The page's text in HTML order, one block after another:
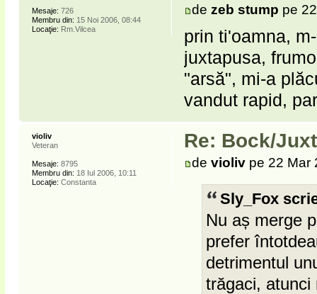
dezeb stump pe
prin ti'oamna,
juxtapusa,
"arsă", mi-a
vandut rapid,
Mesaje: 726
Membru din: 15 Noi 2006, 08:44
Locaţie: Rm.Vilcea
Re: Bock/
devioliv pe 22 Mar
Sly_Fox
Nu aș merge
prefer
detrimentul
trăgaci, atunci
violiv
Veteran
Mesaje: 8795
Membru din: 18 Iul 2006, 10:11
Locaţie: Constanta